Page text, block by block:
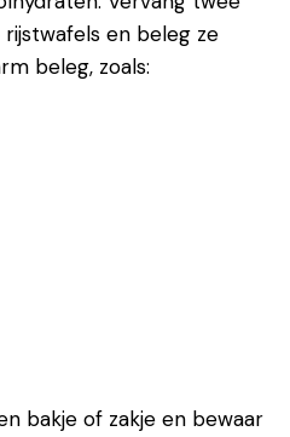
en beleg ze
beleg, zoals:
bakje of zakje en bewaar